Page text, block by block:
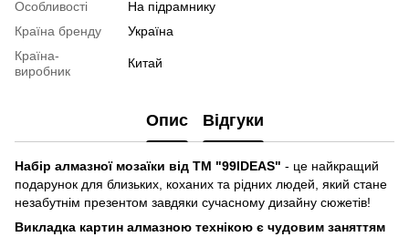
Особливості
На підрамнику
Країна бренду
Україна
Країна-
виробник
Китай
Опис Відгуки
Набір алмазної мозаїки від ТМ "99IDEAS" - це найкращий
подарунок для близьких, коханих та рідних людей, який стане
незабутнім презентом завдяки сучасному дизайну сюжетів!
Викладка картин алмазною технікою є чудовим заняттям